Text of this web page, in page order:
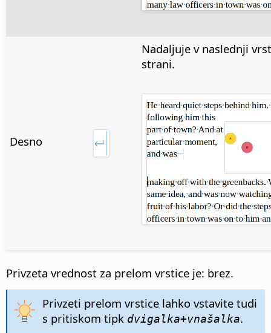
Desno
Nadaljuje v naslednji
strani.
Privzeta vrednost za prelom vrstice je: brez.
Privzeti prelom vrstice lahko vstavite tudi
s pritiskom tipk dvigalka+vnašalka.